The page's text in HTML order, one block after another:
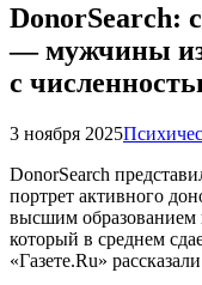
DonorSearch:
— мужчины из
с
3 ноября 2025
DonorSearch
портрет активного
высшим образованием
который в среднем
«Газете.Ru»